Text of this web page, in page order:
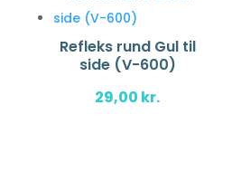
Refleks rund Gul til
side (V-600)
29,00 kr.